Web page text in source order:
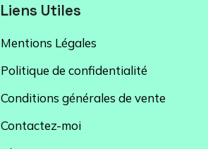
Liens Utiles
Mentions Légales
Politique de confidentialité
Conditions générales de vente
Contactez-moi